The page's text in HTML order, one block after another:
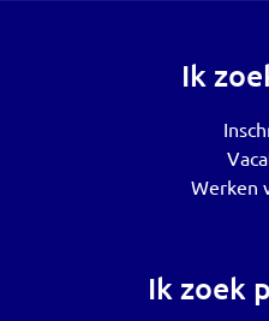
Ik
Werken
Ik zoek